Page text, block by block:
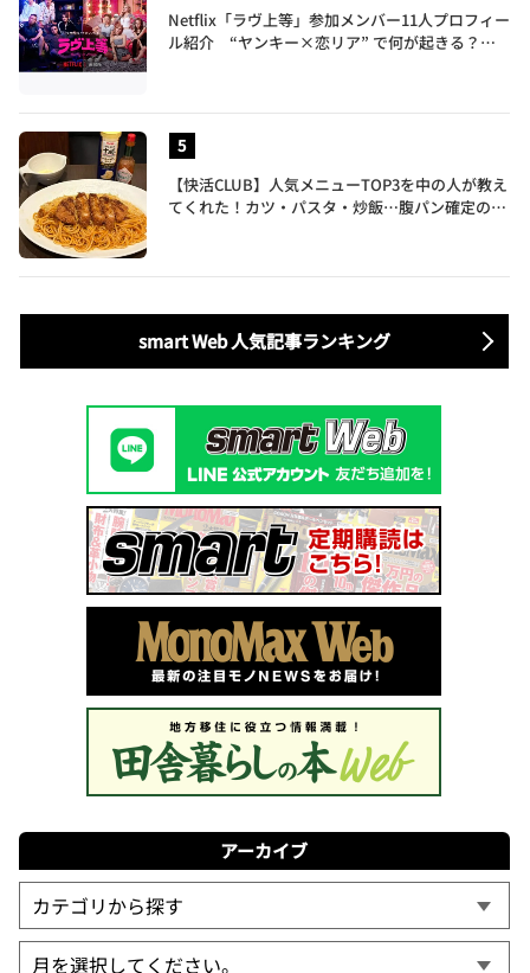
Netflix「ラヴ上等」参加メンバー11人プロフィー
ル紹介 “ヤンキー×恋リア” で何が起きる？地
【快活CLUB】人気メニューTOP3を中の人が教え
てくれた！カツ・パスタ・炒飯…腹パン確定のガ
smart Web 人気記事ランキング
アーカイブ